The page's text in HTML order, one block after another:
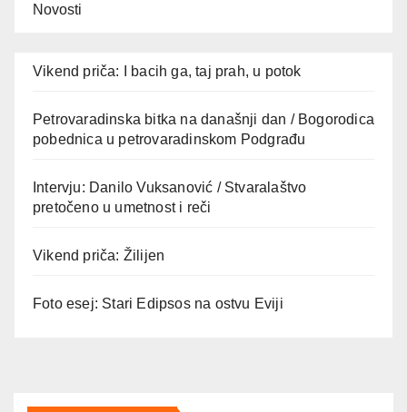
Novosti
Vikend priča: I bacih ga, taj prah, u potok
Petrovaradinska bitka na današnji dan / Bogorodica
pobednica u petrovaradinskom Podgrađu
Intervju: Danilo Vuksanović / Stvaralaštvo
pretočeno u umetnost i reči
Vikend priča: Žilijen
Foto esej: Stari Edipsos na ostvu Eviji